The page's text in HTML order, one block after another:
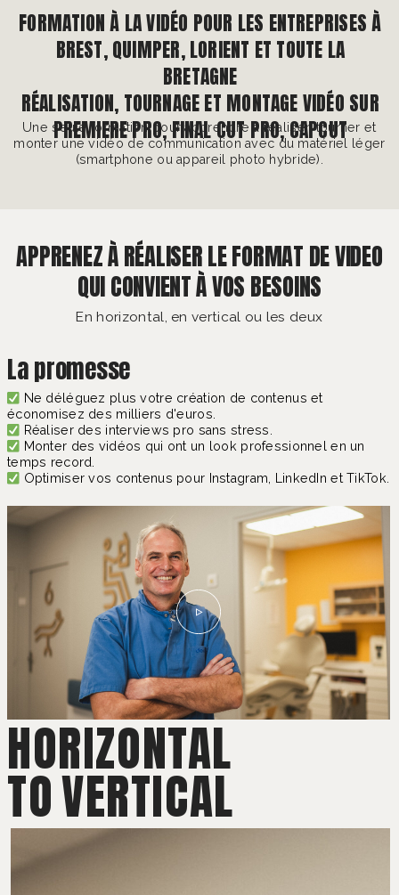
CONTACT
FORMATION À LA VIDÉO POUR LES ENTREPRISES À
BREST, QUIMPER, LORIENT ET TOUTE LA
BRETAGNE
RÉALISATION, TOURNAGE ET MONTAGE VIDÉO SUR
PREMIERE PRO, FINAL CUT PRO, CAPCUT
Une seule formation pour apprendre à réaliser, tourner et
monter une vidéo de communication avec du matériel léger
(smartphone ou appareil photo hybride).
APPRENEZ À RÉALISER LE FORMAT DE VIDEO
QUI CONVIENT À VOS BESOINS
En horizontal, en vertical ou les deux
La promesse
Ne déléguez plus votre création de contenus et
économisez des milliers d'euros.
Réaliser des interviews pro sans stress.
Monter des vidéos qui ont un look professionnel en un
temps record.
Optimiser vos contenus pour Instagram, LinkedIn et TikTok.
HORIZONTAL
TOVERTICAL